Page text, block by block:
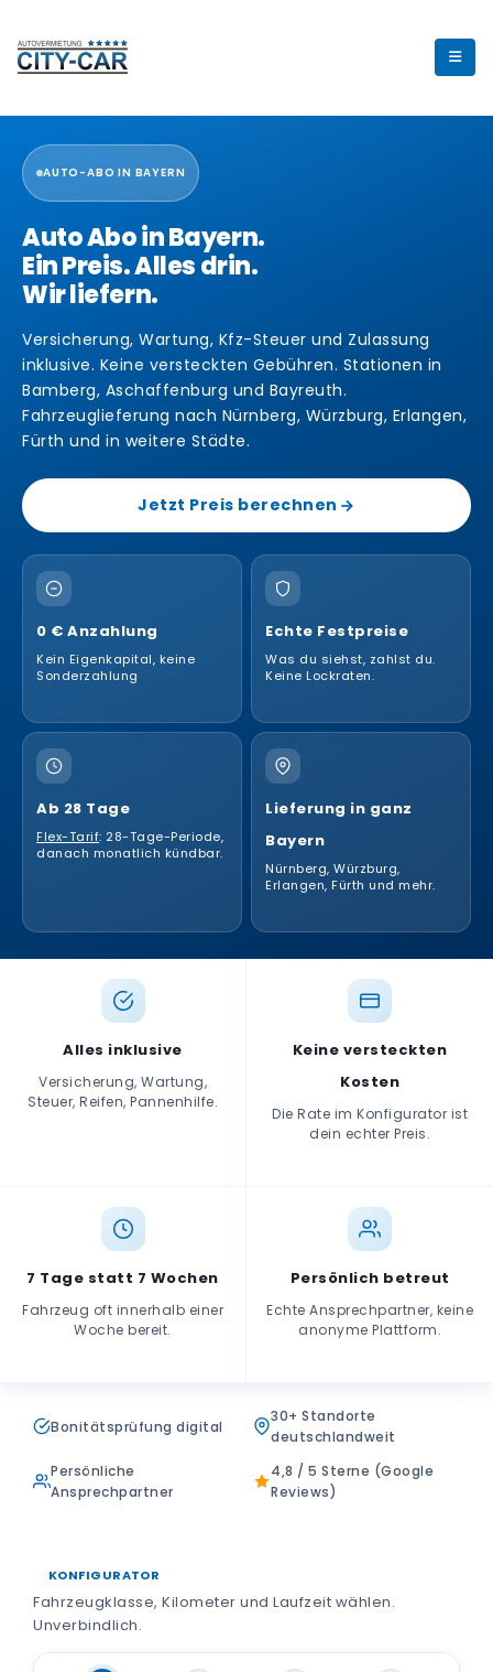
AUTO-ABO IN BAYERN
Auto Abo in Bayern.
Ein Preis. Alles drin.
Wir liefern.
Versicherung, Wartung, Kfz-Steuer und Zulassung
inklusive. Keine versteckten Gebühren. Stationen in
Bamberg, Aschaffenburg und Bayreuth.
Fahrzeuglieferung nach Nürnberg, Würzburg, Erlangen,
Fürth und in weitere Städte.
Jetzt Preis berechnen
0 € Anzahlung
Kein Eigenkapital, keine
Sonderzahlung
Echte Festpreise
Was du siehst, zahlst du.
Keine Lockraten.
Ab 28 Tage
Flex-Tarif: 28-Tage-Periode,
danach monatlich kündbar.
Lieferung in ganz
Bayern
Nürnberg, Würzburg,
Erlangen, Fürth und mehr.
Alles inklusive
Versicherung, Wartung,
Steuer, Reifen, Pannenhilfe.
Keine versteckten
Kosten
Die Rate im Konfigurator ist
dein echter Preis.
7 Tage statt 7 Wochen
Fahrzeug oft innerhalb einer
Woche bereit.
Persönlich betreut
Echte Ansprechpartner, keine
anonyme Plattform.
Bonitätsprüfung digital
30+ Standorte
deutschlandweit
Persönliche
Ansprechpartner
4,8 / 5 Sterne (Google
Reviews)
KONFIGURATOR
Fahrzeugklasse, Kilometer und Laufzeit wählen.
Unverbindlich.